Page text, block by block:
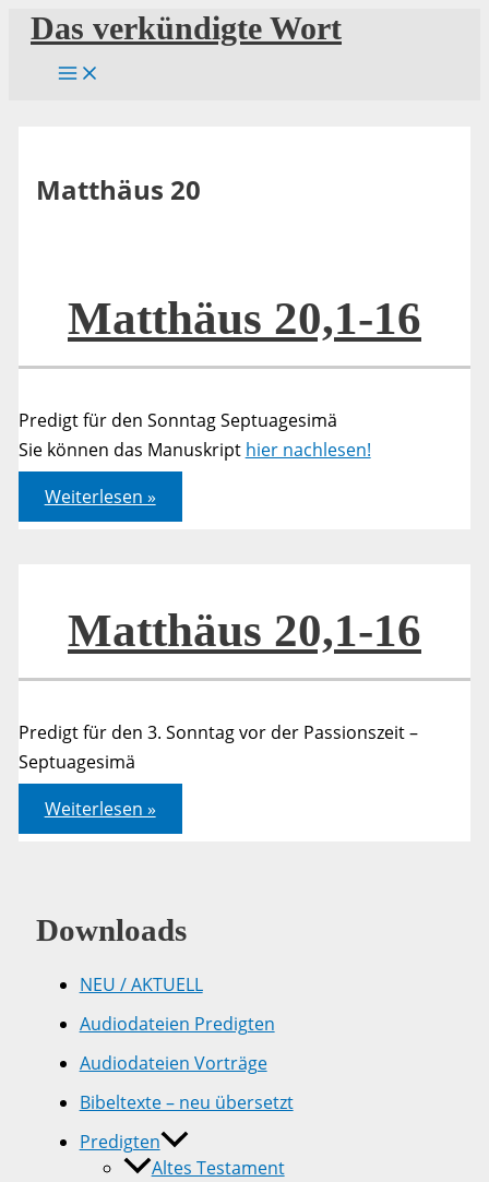
Zum
Inhalt
springen
Das verkündigte Wort
Matthäus 20
Matthäus 20,1-16
Predigt für den Sonntag Septuagesimä
Sie können das Manuskript hier nachlesen!
Matthäus
20,1-
16
Weiterlesen »
Matthäus 20,1-16
Predigt für den 3. Sonntag vor der Passionszeit –
Septuagesimä
Matthäus
20,1-
16
Weiterlesen »
Downloads
NEU / AKTUELL
Audiodateien Predigten
Audiodateien Vorträge
Bibeltexte – neu übersetzt
Predigten
Altes Testament